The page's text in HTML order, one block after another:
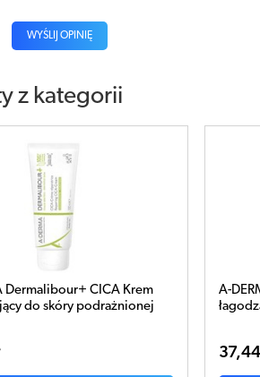
WYŚLIJ OPINIĘ
z kategorii
A-DERMA Dermatologiczna kostka
łagodząca 100g